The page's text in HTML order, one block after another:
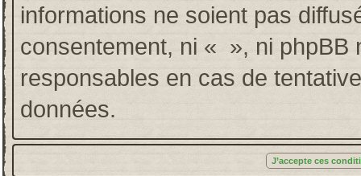
informations ne soient pas
consentement, ni « », ni phpBB
responsables en cas de
données.